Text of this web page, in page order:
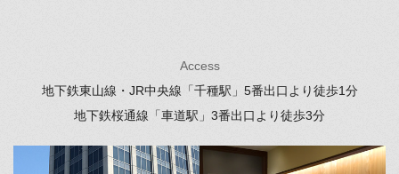
Access
地下鉄東山線・JR中央線「千種駅」 5番出口より徒歩1分
地下鉄桜通線「車道駅」 3番出口より徒歩3分